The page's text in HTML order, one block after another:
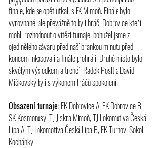
B tým
finale, kde se opět utkali s FK Mimoň. Finále bylo
vyrovnané, ale převážně to byli hráči Dobrovice kteří
mohli rozhodnout o vítězi turnaje, bohužel jsme z
ojedinělého závaru před naší brankou minutu před
koncem inkasovali a finále prohráli. Druhé místo bylo
skvělým výsledkem a trenéři Radek Poslt a David
Miškovský byli s výkonem hráčů spokojení.
Obsazení turnaje: FK Dobrovice A, FK Dobrovice B,
SK Kosmonosy, TJ Jiskra Mimoň, TJ Lokomotiva Česká
Lípa A, TJ Lokomotiva Česká Lípa B, FK Turnov, Sokol
Kochánky.